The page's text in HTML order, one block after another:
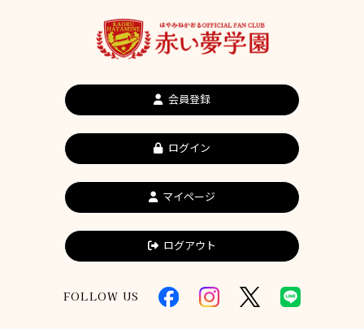
会員登録
ログイン
マイページ
ログアウト
FOLLOW US